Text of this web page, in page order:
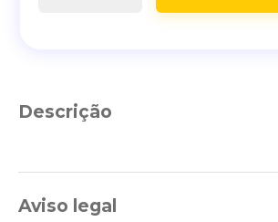
Descrição
Aviso legal